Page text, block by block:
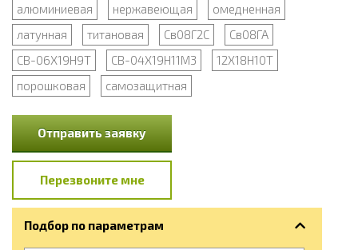
алюминиевая нержавеющая
омедненная
латунная
титановая Св08Г2С
Св08ГА
СВ-06Х19Н9Т
СВ-04Х19Н11М3
12Х18Н10Т
порошковая
самозащитная
Отправить заявку
Перезвоните мне
Подбор по параметрам